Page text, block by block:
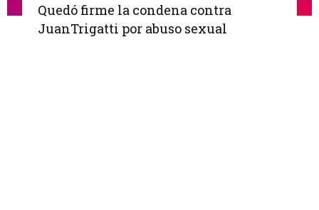
Quedó firme la condena contra
JuanTrigatti por abuso sexual